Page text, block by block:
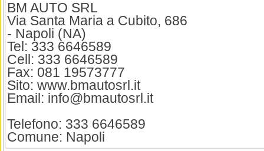
BM AUTO SRL
Via Santa Maria a Cubito, 686
- Napoli (NA)
Tel: 333 6646589
Cell: 333 6646589
Fax: 081 19573777
Sito: www.bmautosrl.it
Email: info@bmautosrl.it
Telefono: 333 6646589
Comune: Napoli